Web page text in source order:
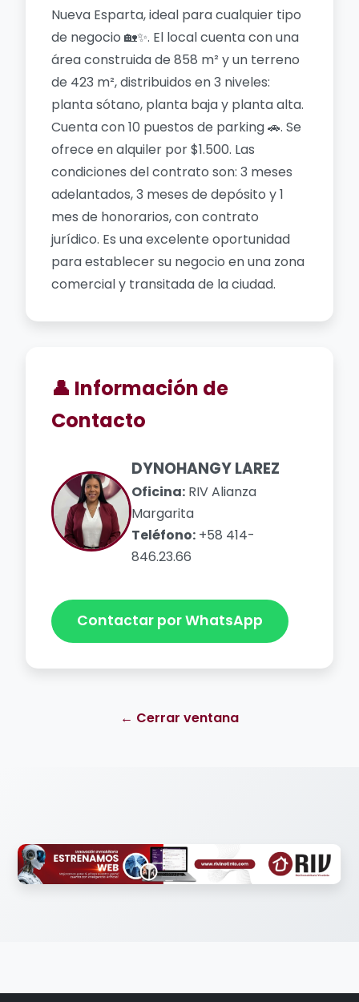
Nueva Esparta, ideal para cualquier tipo
de negocio 🏡✨. El local cuenta con una
área construida de 858 m² y un terreno
de 423 m², distribuidos en 3 niveles:
planta sótano, planta baja y planta alta.
Cuenta con 10 puestos de parking 🚗. Se
ofrece en alquiler por $1.500. Las
condiciones del contrato son: 3 meses
adelantados, 3 meses de depósito y 1
mes de honorarios, con contrato
jurídico. Es una excelente oportunidad
para establecer su negocio en una zona
comercial y transitada de la ciudad.
👤 Información de
Contacto
DYNOHANGY LAREZ
Oficina: RIV Alianza
Margarita
Teléfono: +58 414-
846.23.66
Contactar por WhatsApp
← Cerrar ventana